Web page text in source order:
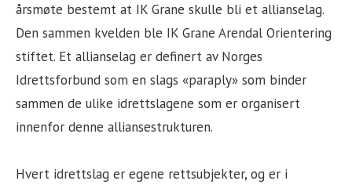
årsmøte bestemt at IK Grane skulle bli et allianselag.
Den sammen kvelden ble IK Grane Arendal Orientering
stiftet. Et allianselag er definert av Norges
Idrettsforbund som en slags «paraply» som binder
sammen de ulike idrettslagene som er organisert
innenfor denne alliansestrukturen.
Hvert idrettslag er egene rettsubjekter, og er i